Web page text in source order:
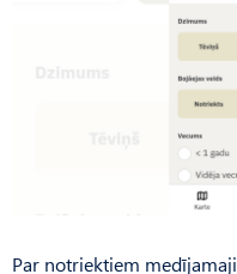
Par notriektiem